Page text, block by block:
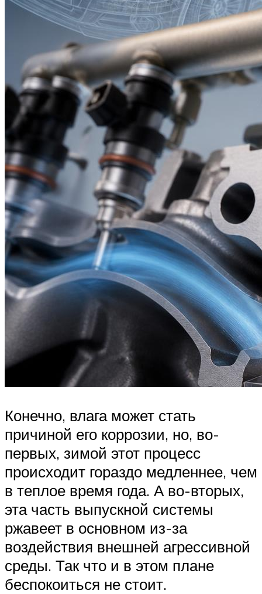
Конечно, влага может стать
причиной его коррозии, но, во-
первых, зимой этот процесс
происходит гораздо медленнее, чем
в теплое время года. А во-вторых,
эта часть выпускной системы
ржавеет в основном из-за
воздействия внешней агрессивной
среды. Так что и в этом плане
беспокоиться не стоит.